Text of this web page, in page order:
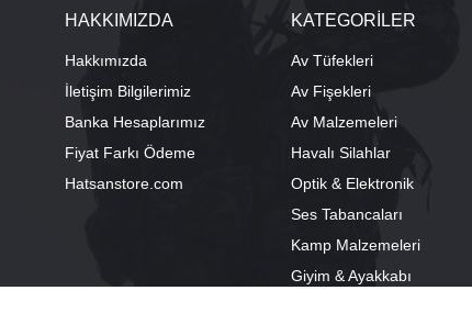
HAKKIMIZDA
Hakkımızda
İletişim Bilgilerimiz
Banka Hesaplarımız
Fiyat Farkı Ödeme
Hatsanstore.com
KATEGORİLER
Av Tüfekleri
Av Fişekleri
Av Malzemeleri
Havalı Silahlar
Optik & Elektronik
Ses Tabancaları
Kamp Malzemeleri
Giyim & Ayakkabı